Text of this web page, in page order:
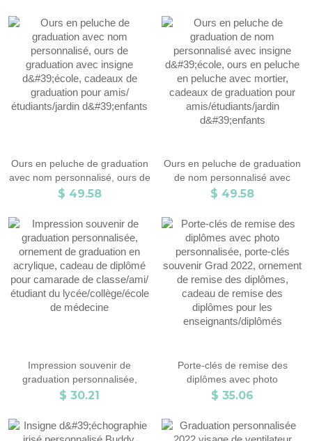
d'études pour garçon/fille/
étudiant.
Ours en peluche de graduation
avec nom personnalisé, ours de
graduation avec insigne
pour amis/étudiants/jardin
d'enfants
$ 49.58
Ours en peluche de graduation
de nom personnalisé avec
insigne d'école, ours en
mortier, cadeaux de graduation
pour amis/étudiants/jardin
d'enfants
$ 49.58
Impression souvenir de
graduation personnalisée,
ornement de graduation en
pour camarade de classe/ami/
étudiant du lycée/collège/école
$ 30.21
Porte-clés de remise des
diplômes avec photo
personnalisée, porte-clés
de remise des diplômes,
cadeau de remise des diplômes
$ 35.06